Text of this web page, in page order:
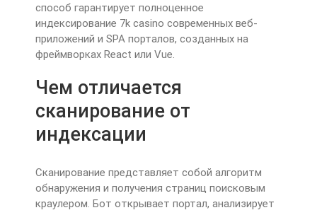
способ гарантирует полноценное
индексирование 7k casino современных веб-
приложений и SPA порталов, созданных на
фреймворках React или Vue.
Чем отличается
сканирование от
индексации
Сканирование представляет собой алгоритм
обнаружения и получения страниц поисковым
краулером. Бот открывает портал, анализирует